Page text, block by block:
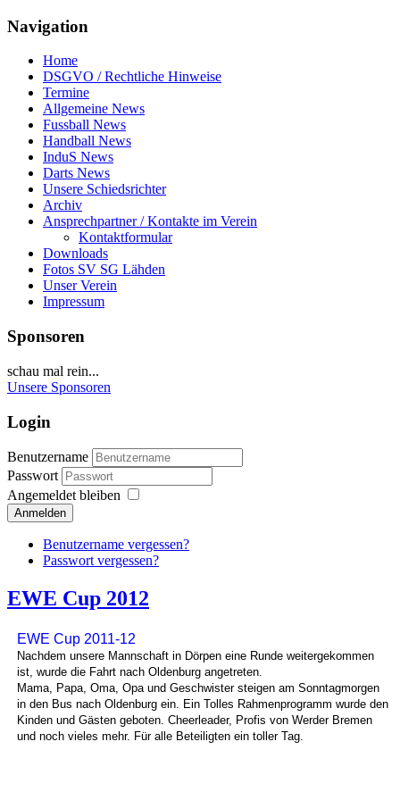
Navigation
Home
DSGVO / Rechtliche Hinweise
Termine
Allgemeine News
Fussball News
Handball News
InduS News
Darts News
Unsere Schiedsrichter
Archiv
Ansprechpartner / Kontakte im Verein
Kontaktformular
Downloads
Fotos SV SG Lähden
Unser Verein
Impressum
Sponsoren
schau mal rein...
Unsere Sponsoren
Login
Benutzername
Passwort
Angemeldet bleiben
Anmelden
Benutzername vergessen?
Passwort vergessen?
EWE Cup 2012
EWE Cup 2011-12
Nachdem unsere Mannschaft in Dörpen eine Runde weitergekommen
ist, wurde die Fahrt nach Oldenburg angetreten.
Mama, Papa, Oma, Opa und Geschwister steigen am Sonntagmorgen
in den Bus nach Oldenburg ein. Ein Tolles Rahmenprogramm wurde den
Kinden und Gästen geboten. Cheerleader, Profis von Werder Bremen
und noch vieles mehr. Für alle Beteiligten ein toller Tag.